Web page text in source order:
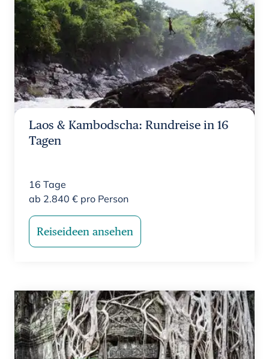
Laos & Kambodscha: Rundreise in 16
Tagen
16 Tage
ab 2.840 € pro Person
Reiseideen ansehen